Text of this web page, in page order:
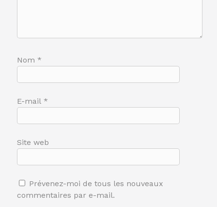
Nom *
E-mail *
Site web
Prévenez-moi de tous les nouveaux
commentaires par e-mail.